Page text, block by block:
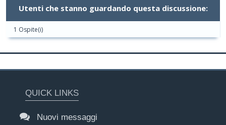
Utenti che stanno guardando questa discussione:
1 Ospite(i)
QUICK LINKS
Nuovi messaggi